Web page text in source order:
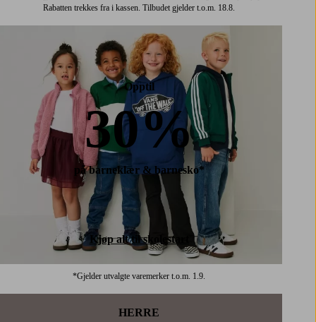
Rabatten trekkes fra i kassen. Tilbudet gjelder t.o.m. 18.8.
Opptil
30%
på barneklær & barnesko*
Kjøp alt til skolestart
*Gjelder utvalgte varemerker t.o.m. 1.9.
HERRE